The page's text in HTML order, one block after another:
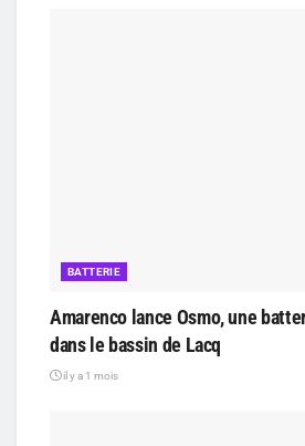
BATTERIE
Amarenco lance Osmo, une
dans le bassin de Lacq
il y a 1 mois